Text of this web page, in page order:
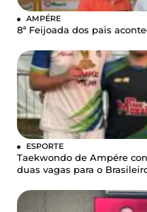
AMPÉRE
8ª Feijoada dos pais
ESPORTE
Taekwondo de Ampére
duas vagas para o